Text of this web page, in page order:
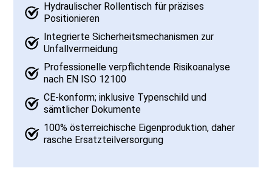
Hydraulischer Rollentisch für präzises
Positionieren
Integrierte Sicherheitsmechanismen zur
Unfallvermeidung
Professionelle verpflichtende Risikoanalyse
nach EN ISO 12100
CE-konform; inklusive Typenschild und
sämtlicher Dokumente
100% österreichische Eigenproduktion, daher
rasche Ersatzteilversorgung